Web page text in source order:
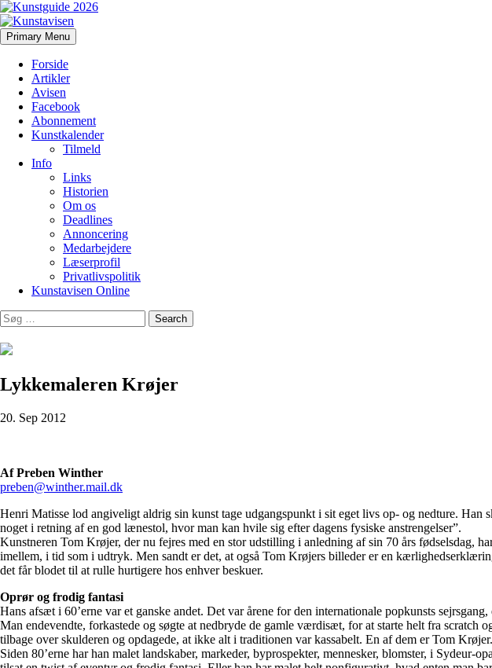
Kunstavisen
Search
Primary Menu Skip
to
Forside
Artikler
Avisen
Facebook
Abonnement
Kunstkalender
Tilmeld
Info
Links
Historien
Om os
Deadlines
Annoncering
Medarbejdere
Læserprofil
Privatlivspolitik
Kunstavisen Online
Search
for:
Lykkemaleren Krøjer
20. Sep 2012
Af Preben Winther
preben@winther.mail.dk
Henri Matisse lod angiveligt aldrig sin kunst tage udgangspunkt i sit eget livs op- og nedture.
noget i retning af en god lænestol, hvor man kan hvile sig efter dagens fysiske anstrengelser”.
Kunstneren Tom Krøjer, der nu fejres med en stor udstilling i anledning af sin 70 års fødselsdag,
imellem, i tid som i udtryk. Men sandt er det, at også Tom Krøjers billeder er en
det får blodet til at rulle hurtigere hos enhver beskuer.
Oprør og frodig fantasi
Hans afsæt i 60’erne var et ganske andet. Det var årene for den internationale popkunsts
Man endevendte, forkastede og søgte at nedbryde de gamle værdisæt, for at starte helt fra scratch
tilbage over skulderen og opdagede, at ikke alt i traditionen var kassabelt. En af dem er Tom Krøjer.
Siden 80’erne har han malet landskaber, markeder, byprospekter, mennesker, blomster, i